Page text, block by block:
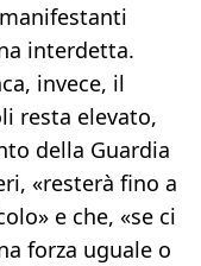
interdetta.
invece, il
resta elevato,
della Guardia
«resterà fino a
e che, «se ci
forza uguale o